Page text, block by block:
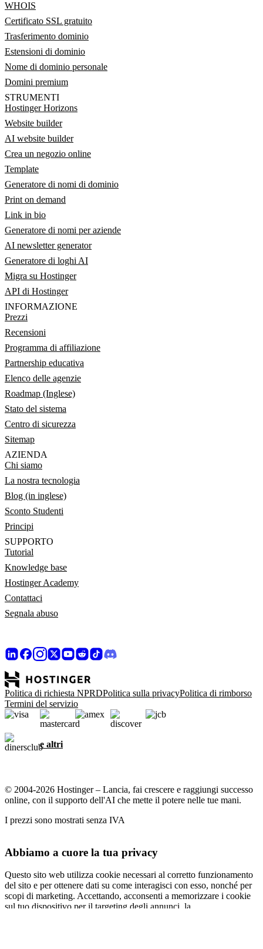
WHOIS
Certificato SSL gratuito
Trasferimento dominio
Estensioni di dominio
Nome di dominio personale
Domini premium
STRUMENTI
Hostinger Horizons
Website builder
AI website builder
Crea un negozio online
Template
Generatore di nomi di dominio
Print on demand
Link in bio
Generatore di nomi per aziende
AI newsletter generator
Generatore di loghi AI
Migra su Hostinger
API di Hostinger
INFORMAZIONE
Prezzi
Recensioni
Programma di affiliazione
Partnership educativa
Elenco delle agenzie
Roadmap (Inglese)
Stato del sistema
Centro di sicurezza
Sitemap
AZIENDA
Chi siamo
La nostra tecnologia
Blog (in inglese)
Sconto Studenti
Principi
SUPPORTO
Tutorial
Knowledge base
Hostinger Academy
Contattaci
Segnala abuso
Politica di richiesta NPRDPolitica sulla privacyPolitica di rimborso
Termini del servizio
e altri
© 2004-2026 Hostinger – Lancia, fai crescere e raggiungi successo
online, con il supporto dell'AI che mette il potere nelle tue mani.
I prezzi sono mostrati senza IVA
Abbiamo a cuore la tua privacy
Questo sito web utilizza cookie necessari al corretto funzionamento
del sito e per ottenere dati su come interagisci con esso, nonché per
scopi di marketing. Accettando, acconsenti a memorizzare i cookie
sul tuo dispositivo per il targeting degli annunci, la